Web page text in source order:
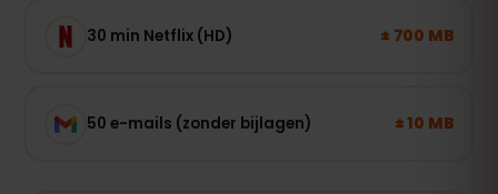
30 min Netflix (HD) ± 700 MB
50 e-mails (zonder bijlagen) ± 10 MB